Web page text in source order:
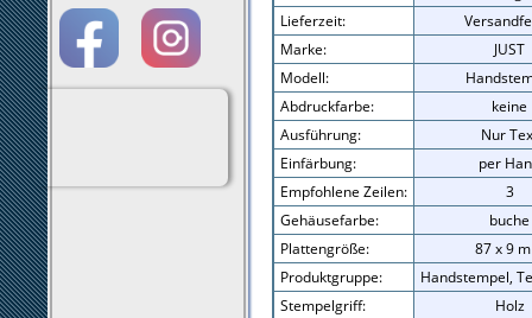
Lieferzeit:
Marke:
JUST
Modell:
Abdruckfarbe:
keine
Ausführung:
Nur
Einfärbung:
per
Empfohlene Zeilen:
3
Gehäusefarbe:
buche
Plattengröße:
87 x 9
Produktgruppe:
Handstempel,
Stempelgriff:
Holz